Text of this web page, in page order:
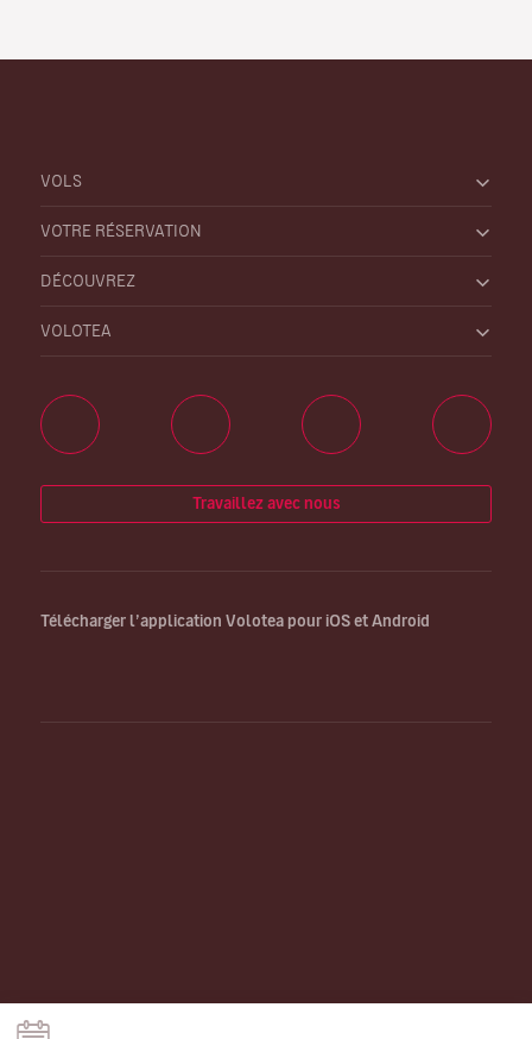
VOLS
VOTRE RÉSERVATION
DÉCOUVREZ
VOLOTEA
Travaillez avec nous
Télécharger l’application Volotea pour iOS et Android